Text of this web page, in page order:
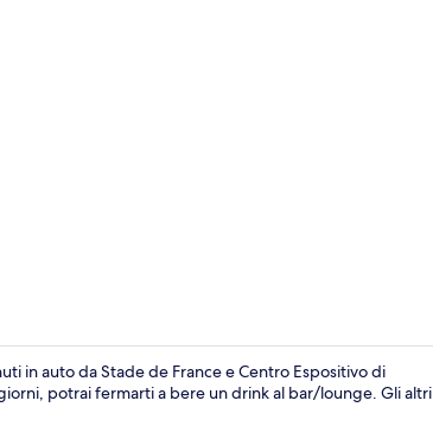
in auto da Stade de France e Centro Espositivo di
potrai fermarti a bere un drink al bar/lounge. Gli altri